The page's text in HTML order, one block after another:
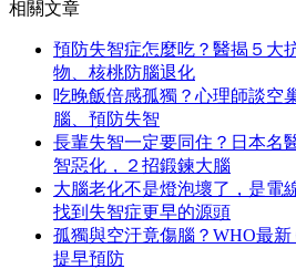
相關文章
預防失智症怎麼吃？醫揭５大
物、核桃防腦退化
吃晚飯倍感孤獨？心理師談空
腦、預防失智
長輩失智一定要同住？日本名
智惡化，２招鍛鍊大腦
大腦老化不是燈泡壞了，是電
找到失智症更早的源頭
孤獨與空汙竟傷腦？WHO最
提早預防